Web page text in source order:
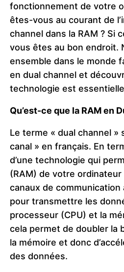
fonctionnement de votre
êtes-vous au courant de
channel dans la RAM ? Si
vous êtes au bon endroit.
ensemble dans le monde
en dual channel et
technologie est
Qu’est-ce que la RAM en
Le terme « dual channel »
canal » en français. En
d’une technologie qui
(RAM) de votre ordinateur
canaux de communication
pour transmettre les
processeur (CPU) et la
cela permet de doubler la
la mémoire et donc
des données.